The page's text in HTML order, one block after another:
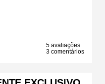
5 avaliações
3 comentários